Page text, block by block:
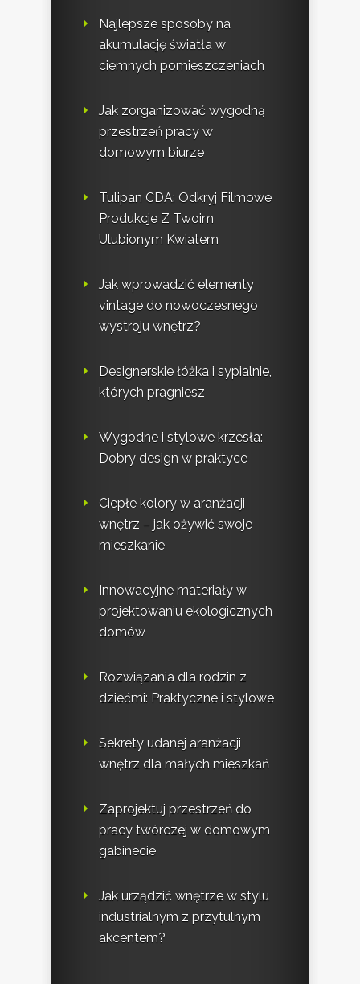
Najlepsze sposoby na
akumulację światła w
ciemnych pomieszczeniach
Jak zorganizować wygodną
przestrzeń pracy w
domowym biurze
Tulipan CDA: Odkryj Filmowe
Produkcje Z Twoim
Ulubionym Kwiatem
Jak wprowadzić elementy
vintage do nowoczesnego
wystroju wnętrz?
Designerskie łóżka i sypialnie,
których pragniesz
Wygodne i stylowe krzesła:
Dobry design w praktyce
Ciepłe kolory w aranżacji
wnętrz – jak ożywić swoje
mieszkanie
Innowacyjne materiały w
projektowaniu ekologicznych
domów
Rozwiązania dla rodzin z
dziećmi: Praktyczne i stylowe
Sekrety udanej aranżacji
wnętrz dla małych mieszkań
Zaprojektuj przestrzeń do
pracy twórczej w domowym
gabinecie
Jak urządzić wnętrze w stylu
industrialnym z przytulnym
akcentem?